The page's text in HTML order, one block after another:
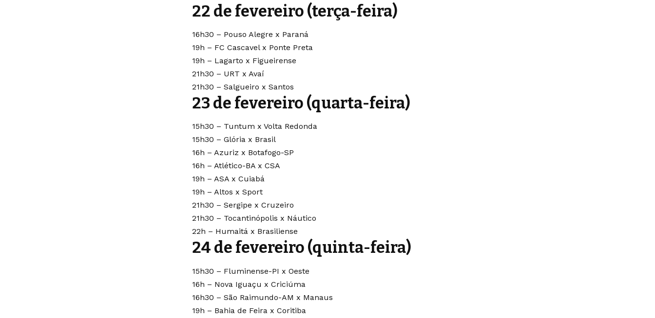
22 de fevereiro (terça-feira)
16h30 – Pouso Alegre x Paraná
19h – FC Cascavel x Ponte Preta
19h – Lagarto x Figueirense
21h30 – URT x Avaí
21h30 – Salgueiro x Santos
23 de fevereiro (quarta-feira)
15h30 – Tuntum x Volta Redonda
15h30 – Glória x Brasil
16h – Azuriz x Botafogo-SP
16h – Atlético-BA x CSA
19h – ASA x Cuiabá
19h – Altos x Sport
21h30 – Sergipe x Cruzeiro
21h30 – Tocantinópolis x Náutico
22h – Humaitá x Brasiliense
24 de fevereiro (quinta-feira)
15h30 – Fluminense-PI x Oeste
16h – Nova Iguaçu x Criciúma
16h30 – São Raimundo-AM x Manaus
19h – Bahia de Feira x Coritiba